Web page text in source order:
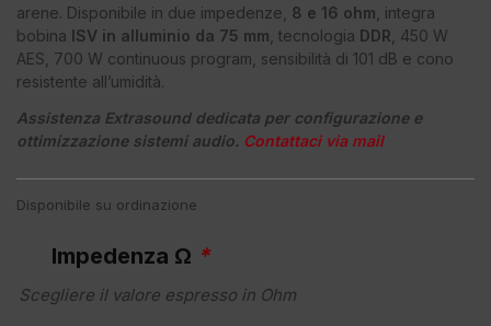
arene. Disponibile in due impedenze, 8 e 16 ohm , integra
bobina ISV in alluminio da 75 mm , tecnologia DDR , 450 W
AES, 700 W continuous program, sensibilità di 101 dB e cono
resistente all’umidità.
Assistenza Extrasound dedicata per configurazione e
ottimizzazione sistemi audio. Contattaci via mail
Disponibile su ordinazione
Impedenza Ω *
Scegliere il valore espresso in Ohm